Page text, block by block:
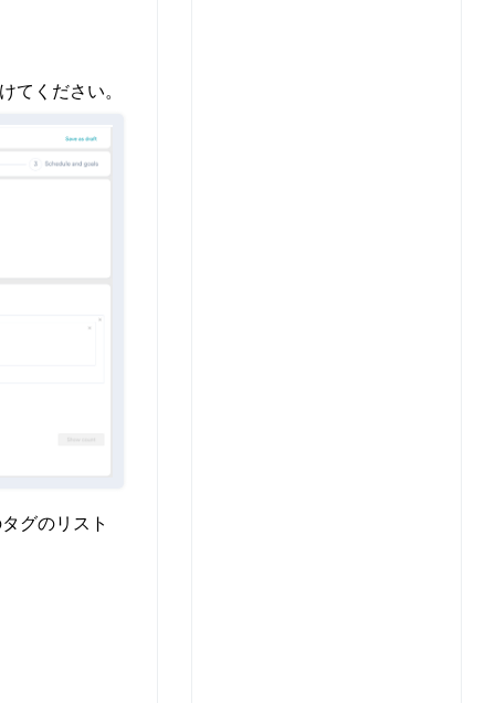
てください。
グのリスト